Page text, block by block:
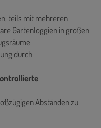
teils mit mehreren
Gartenloggien in großen
durch
Abständen zu